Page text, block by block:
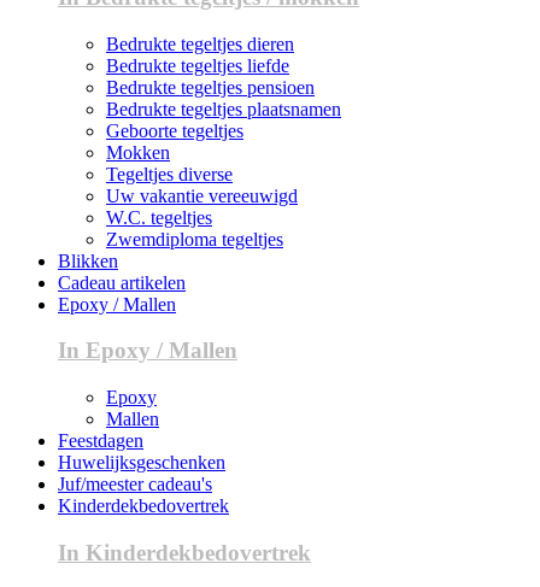
Bedrukte tegeltjes dieren
Bedrukte tegeltjes liefde
Bedrukte tegeltjes pensioen
Bedrukte tegeltjes plaatsnamen
Geboorte tegeltjes
Mokken
Tegeltjes diverse
Uw vakantie vereeuwigd
W.C. tegeltjes
Zwemdiploma tegeltjes
Blikken
Cadeau artikelen
Epoxy / Mallen
In Epoxy / Mallen
Epoxy
Mallen
Feestdagen
Huwelijksgeschenken
Juf/meester cadeau's
Kinderdekbedovertrek
In Kinderdekbedovertrek